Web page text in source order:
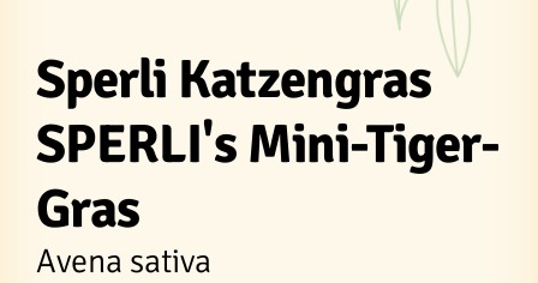
Sperli Katzengras
SPERLI's Mini-Tiger-
Gras
Avena sativa